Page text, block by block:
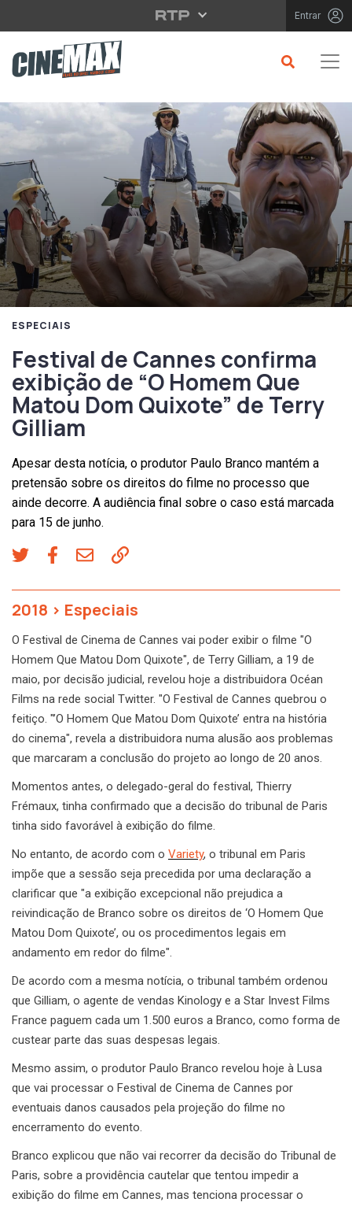
Saltar para o conteúdo principal Entrar
ESPECIAIS
Festival de Cannes confirma
exibição de “O Homem Que
Matou Dom Quixote” de Terry
Gilliam
Apesar desta notícia, o produtor Paulo Branco mantém a
pretensão sobre os direitos do filme no processo que
ainde decorre. A audiência final sobre o caso está marcada
para 15 de junho.
2018 > Especiais
O Festival de Cinema de Cannes vai poder exibir o filme "O
Homem Que Matou Dom Quixote", de Terry Gilliam, a 19 de
maio, por decisão judicial, revelou hoje a distribuidora Océan
Films na rede social Twitter. "O Festival de Cannes quebrou o
feitiço. "’O Homem Que Matou Dom Quixote’ entra na história
do cinema", revela a distribuidora numa alusão aos problemas
que marcaram a conclusão do projeto ao longo de 20 anos.
Momentos antes, o delegado-geral do festival, Thierry
Frémaux, tinha confirmado que a decisão do tribunal de Paris
tinha sido favorável à exibição do filme.
No entanto, de acordo com o Variety, o tribunal em Paris
impõe que a sessão seja precedida por uma declaração a
clarificar que "a exibição excepcional não prejudica a
reivindicação de Branco sobre os direitos de ‘O Homem Que
Matou Dom Quixote’, ou os procedimentos legais em
andamento em redor do filme".
De acordo com a mesma notícia, o tribunal também ordenou
que Gilliam, o agente de vendas Kinology e a Star Invest Films
France paguem cada um 1.500 euros a Branco, como forma de
custear parte das suas despesas legais.
Mesmo assim, o produtor Paulo Branco revelou hoje à Lusa
que vai processar o Festival de Cinema de Cannes por
eventuais danos causados pela projeção do filme no
encerramento do evento.
Branco explicou que não vai recorrer da decisão do Tribunal de
Paris, sobre a providência cautelar que tentou impedir a
exibição do filme em Cannes, mas tenciona processar o